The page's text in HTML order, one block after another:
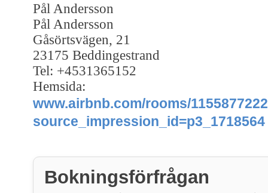
Pål Andersson
Pål Andersson
Gåsörtsvägen, 21
23175 Beddingestrand
Tel: +4531365152
Hemsida:
www.airbnb.com/rooms/
source_impression_id=p3_1718564
Bokningsförfrågan